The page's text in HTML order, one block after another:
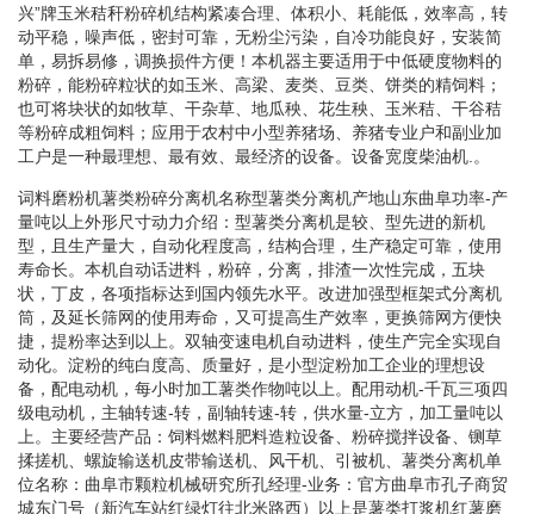
兴”牌玉米秸秆粉碎机结构紧凑合理、体积小、耗能低，效率高，转
动平稳，噪声低，密封可靠，无粉尘污染，自冷功能良好，安装简
单，易拆易修，调换损件方便！本机器主要适用于中低硬度物料的
粉碎，能粉碎粒状的如玉米、高梁、麦类、豆类、饼类的精饲料；
也可将块状的如牧草、干杂草、地瓜秧、花生秧、玉米秸、干谷秸
等粉碎成粗饲料；应用于农村中小型养猪场、养猪专业户和副业加
工户是一种最理想、最有效、最经济的设备。设备宽度柴油机.。
词料磨粉机薯类粉碎分离机名称型薯类分离机产地山东曲阜功率-产
量吨以上外形尺寸动力介绍：型薯类分离机是较、型先进的新机
型，且生产量大，自动化程度高，结构合理，生产稳定可靠，使用
寿命长。本机自动话进料，粉碎，分离，排渣一次性完成，五块
状，丁皮，各项指标达到国内领先水平。改进加强型框架式分离机
筒，及延长筛网的使用寿命，又可提高生产效率，更换筛网方便快
捷，提粉率达到以上。双轴变速电机自动进料，使生产完全实现自
动化。淀粉的纯白度高、质量好，是小型淀粉加工企业的理想设
备，配电动机，每小时加工薯类作物吨以上。配用动机-千瓦三项四
级电动机，主轴转速-转，副轴转速-转，供水量-立方，加工量吨以
上。主要经营产品：饲料燃料肥料造粒设备、粉碎搅拌设备、铡草
揉搓机、螺旋输送机皮带输送机、风干机、引被机、薯类分离机单
位名称：曲阜市颗粒机械研究所孔经理-业务：官方曲阜市孔子商贸
城东门号（新汽车站红绿灯往北米路西）以上是薯类打浆机红薯磨